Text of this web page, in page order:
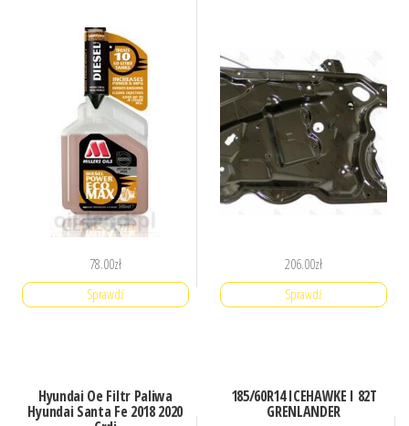
78.00zł
Sprawdź
206.00zł
Sprawdź
Hyundai Oe Filtr Paliwa
Hyundai Santa Fe 2018 2020
185/60R14 ICEHAWKE I 82T
GRENLANDER